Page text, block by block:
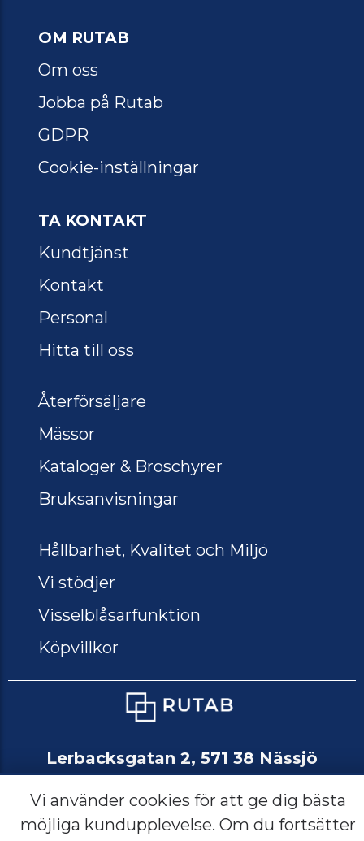
OM RUTAB
Om oss
Jobba på Rutab
GDPR
Cookie-inställningar
TA KONTAKT
Kundtjänst
Kontakt
Personal
Hitta till oss
Återförsäljare
Mässor
Kataloger & Broschyrer
Bruksanvisningar
Hållbarhet, Kvalitet och Miljö
Vi stödjer
Visselblåsarfunktion
Köpvillkor
Lerbacksgatan 2, 571 38 Nässjö
Vi använder cookies för att ge dig bästa
möjliga kundupplevelse. Om du fortsätter